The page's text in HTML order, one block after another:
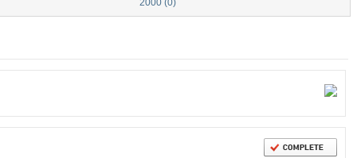
2000 (0)